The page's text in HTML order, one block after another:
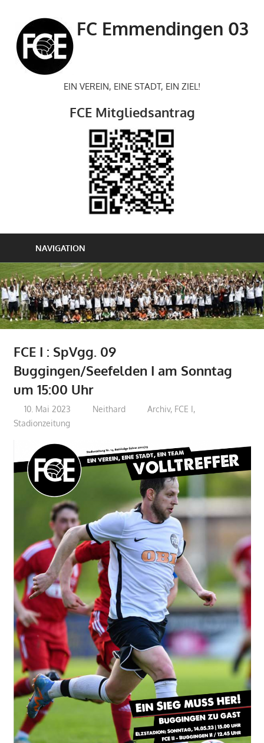
springen
FC Emmendingen 03
EIN VEREIN, EINE STADT, EIN ZIEL!
FCE Mitgliedsantrag
NAVIGATION
FCE I : SpVgg. 09
Buggingen/Seefelden I am Sonntag
um 15:00 Uhr
10. Mai 2023 Neithard Archiv, FCE I,
Stadionzeitung